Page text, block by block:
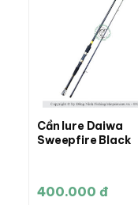
Cần lure Daiwa
Sweepfire Black
400.000 đ